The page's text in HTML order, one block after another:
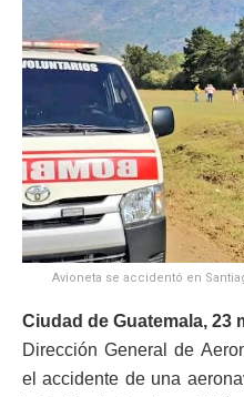
Avioneta se accidentó en
Ciudad de Guatemala, 23
Dirección General de
el accidente de una